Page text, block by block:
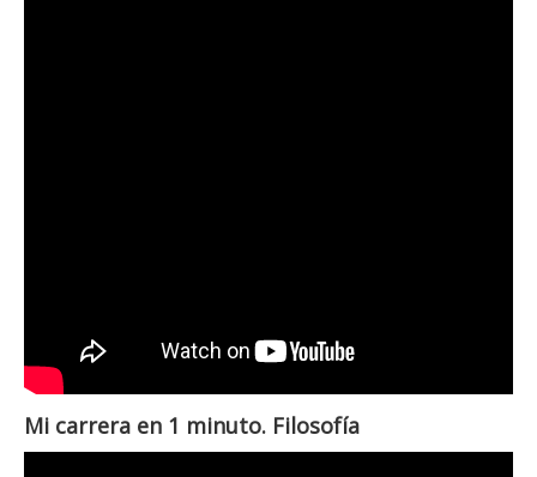
Mi carrera en 1 minuto. Filosofía